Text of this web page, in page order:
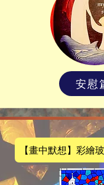
安慰
【畫中默想】彩繪